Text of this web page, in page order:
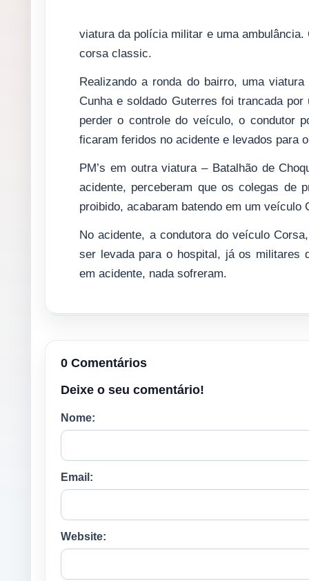
viatura da polícia militar e uma
corsa classic.
Realizando a ronda do bairro, uma
Cunha e soldado Guterres foi trancada
perder o controle do veículo, o condutor
ficaram feridos no acidente e levados para
PM’s em outra viatura – Batalhão de
acidente, perceberam que os colegas de
proibido, acabaram batendo em um
No acidente, a condutora do veículo
ser levada para o hospital, já os militares
em acidente, nada sofreram.
0 Comentários
Deixe o seu comentário!
Nome:
Email:
Website: